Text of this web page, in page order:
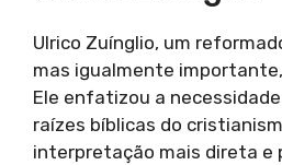
Ulrico Zuínglio, um
mas igualmente
Ele enfatizou a
raízes bíblicas do
interpretação mais direta e